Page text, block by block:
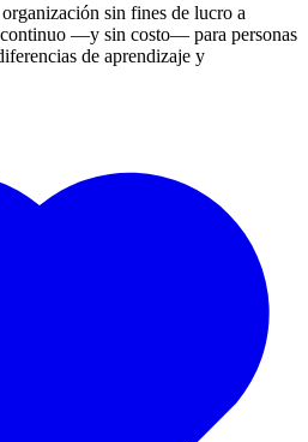
sin fines de lucro a
—y sin costo— para personas
de aprendizaje y